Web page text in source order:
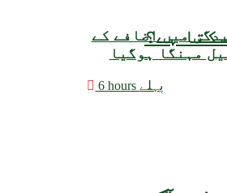
ہے؟
میں اضافے کے
مہنگا ہوگیا
6 hours پہلے